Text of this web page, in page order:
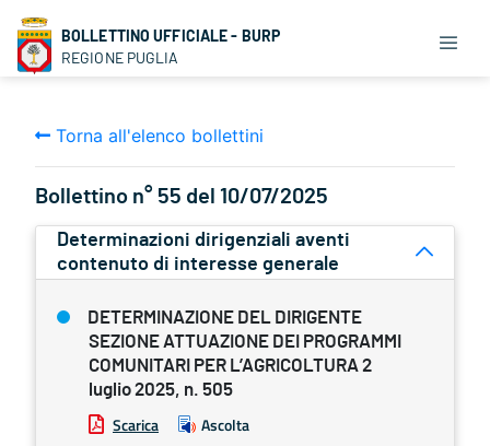
BOLLETTINO UFFICIALE - BURP
REGIONE PUGLIA
Torna all'elenco bollettini
Bollettino n° 55 del 10/07/2025
Determinazioni dirigenziali aventi
contenuto di interesse generale
DETERMINAZIONE DEL DIRIGENTE
SEZIONE ATTUAZIONE DEI PROGRAMMI
COMUNITARI PER L’AGRICOLTURA 2
luglio 2025, n. 505
Scarica Ascolta